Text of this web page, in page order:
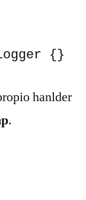
{}
hanlder
.